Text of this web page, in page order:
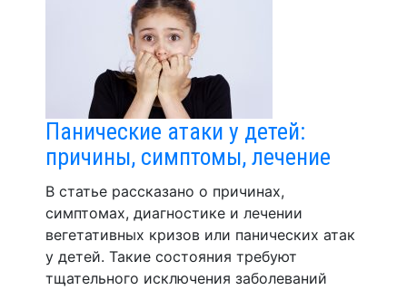
Панические атаки у детей:
причины, симптомы, лечение
В статье рассказано о причинах,
симптомах, диагностике и лечении
вегетативных кризов или панических атак
у детей. Такие состояния требуют
тщательного исключения заболеваний